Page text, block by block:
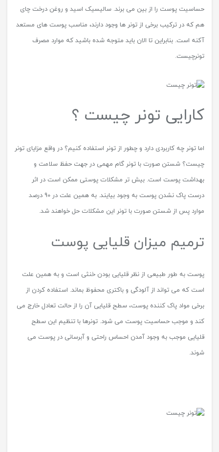
حساسیت پوست را از بین می برند. سالیسیک اسید و روغن درخت چای
هم که در ترکیب برخی از تونر ها وجود دارند، مناسب پوست های مستعد
آکنه است. بنابراین تا الان باید متوجه شده باشید که موارد مصرف
تونرچیست.
کارایی تونر چیست ؟
اما تونر چه کاربردی دارد و چطور از تونر استفاده کنیم؟ در واقع مزایای تونر
چیست؟ شستن صورت با تونر گام مهمی در جهت حفظ سلامت و
بهداشت پوست است. بیش تر مشکلات پوستی ممکن است در اثر
درست پاک نشدن پوست به وجود بیایند. به همین علت در 90 درصد
موارد پس از شستن صورت با تونر این مشکلات حل خواهند شد.
ترمیم میزان قلیایی پوست
پوست به طور طبیعی از نظر قلیایی بودن خنثی است و به همین علت
است که می تواند از آلودگی و باکتری محفوظ بماند. استفاده کردن از
برخی مواد پاک کننده پوست، سطح قلیایی آن را از حالت تعادل خارج می
کند و موجب حساسیت پوست می شود. تونرها با تنظیم این سطح
قلیایی موجب به وجود آمدن احساس راحتی و آبرسانی در پوست می
شوند.